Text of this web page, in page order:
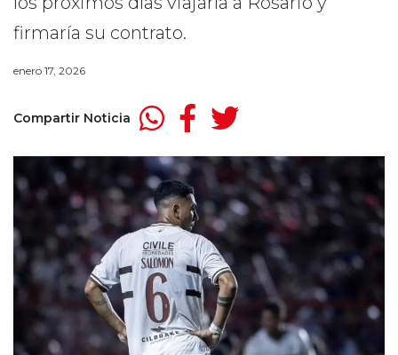
firmaría su contrato.
enero 17, 2026
Compartir Noticia